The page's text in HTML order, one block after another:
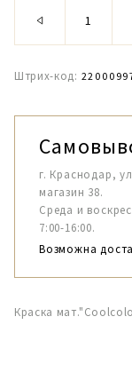
Штрих-код:
г. Краснодар,
магазин 38.
Среда и
7:00-16:00.
Возможна
Краска